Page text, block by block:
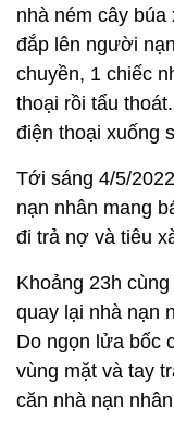
nhà ném cây búa
đắp lên người
chuyền, 1 chiếc
thoại rồi tẩu
điện thoại xuống
Tới sáng 4/5/
nạn nhân mang
đi trả nợ và tiêu
Khoảng 23h
quay lại nhà nạn
Do ngọn lửa bốc
vùng mặt và tay
căn nhà nạn